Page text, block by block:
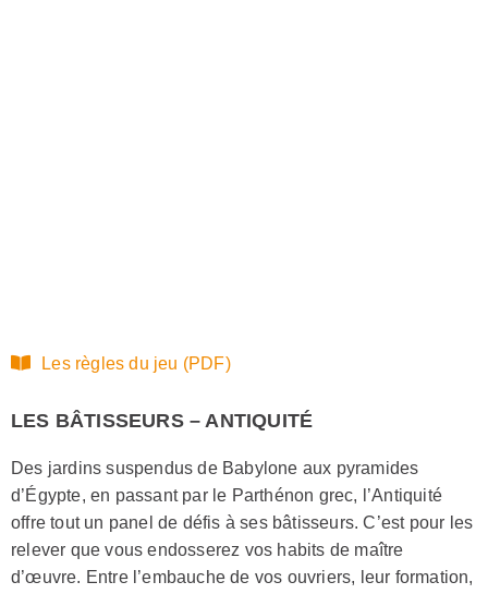
Les règles du jeu (PDF)
LES BÂTISSEURS – ANTIQUITÉ
Des jardins suspendus de Babylone aux pyramides
d’Égypte, en passant par le Parthénon grec, l’Antiquité
offre tout un panel de défis à ses bâtisseurs. C’est pour les
relever que vous endosserez vos habits de maître
d’œuvre. Entre l’embauche de vos ouvriers, leur formation,